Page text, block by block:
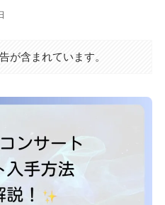
が含まれています。